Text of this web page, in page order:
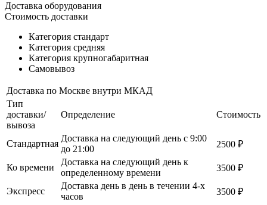
Доставка оборудования
Стоимость доставки
Категория стандарт
Категория средняя
Категория крупногабаритная
Самовывоз
Доставка по Москве внутри МКАД
Тип
доставки/
вывоза
Определение Стоимость
Стандартная
Доставка на следующий день с 9:00
до 21:00
2500 ₽
Ко времени
Доставка на следующий день к
определенному времени
3500 ₽
Экспресс
Доставка день в день в течении 4-х
часов
3500 ₽